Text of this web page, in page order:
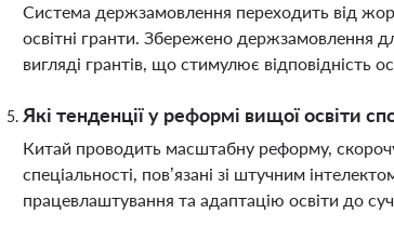
Система держзамовлення переходить від
освітні гранти. Збережено держзамовлення
вигляді грантів, що стимулює відповідність
Які тенденції у реформі вищої освіти
Китай проводить масштабну реформу,
спеціальності, пов’язані зі штучним
працевлаштування та адаптацію освіти до